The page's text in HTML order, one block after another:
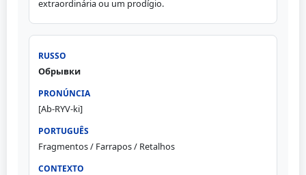
extraordinária ou um prodígio.
Обрывки
[Ab-RYV-ki]
Fragmentos / Farrapos / Retalhos